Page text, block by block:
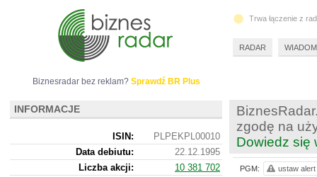
zgodę na
Dowiedz się
PGM: ustaw alert
Biznesradar bez reklam? Sprawdź BR Plus
INFORMACJE
ISIN:
PLPEKPL00010
Data debiutu:
22.12.1995
Liczba akcji:
10 381 702
Trwa łączenie z
RADAR